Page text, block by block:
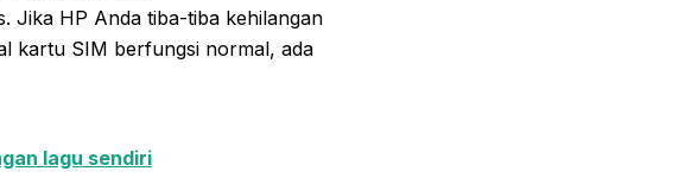
Jika HP Anda tiba-tiba kehilangan
kartu SIM berfungsi normal, ada
lagu sendiri